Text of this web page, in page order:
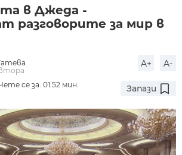
в Джеда -
разговорите за мир в
A+ A-
се за: 01:52 мин.
Запази